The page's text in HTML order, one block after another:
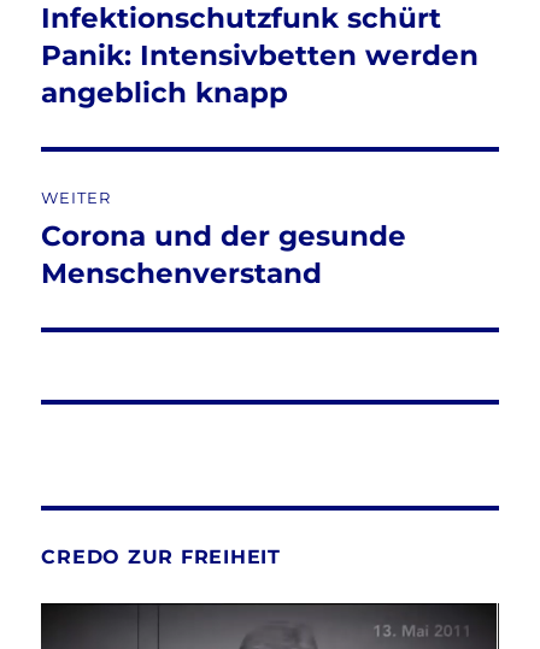
Beitrag:
Infektionschutzfunk schürt
Panik: Intensivbetten werden
angeblich knapp
WEITER
Nächster
Beitrag:
Corona und der gesunde
Menschenverstand
CREDO ZUR FREIHEIT